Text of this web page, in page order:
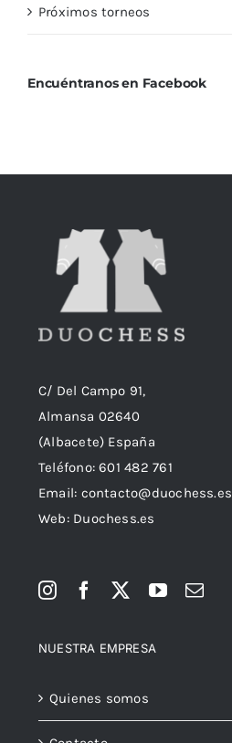
Próximos torneos
Encuéntranos en Facebook
C/ Del Campo 91,
Almansa 02640
(Albacete) España
Teléfono:601 482 761
Email: contacto@duochess.es
Web: Duochess.es
NUESTRA EMPRESA
Quienes somos